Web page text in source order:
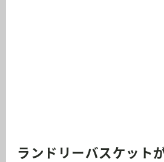
ランドリーバスケット